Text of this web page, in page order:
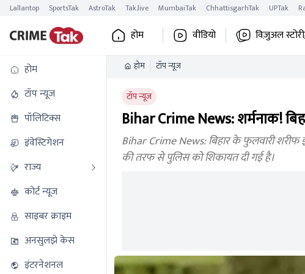
Lallantop SportsTak AstroTak Tak.live MumbaiTak ChhattisgarhTak UPTak
होम वीडियो विज़ुअल
होम
टॉप न्यूज
पॉलिटिक्स
इंवेस्टिगेशन
राज्य
कोर्ट न्यूज
साइबर क्राइम
अनसुलझे केस
इंटरनेशनल
होम टॉप न्यूज
टॉप न्यूज
Bihar Crime News: शर्मनाक!
Bihar Crime News: बिहार के फुलवारी
की तरफ से पुलिस को शिकायत दी गई है।